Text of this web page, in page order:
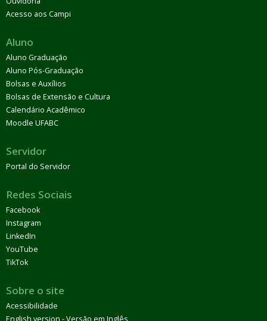
Acesso aos Campi
Aluno
Aluno Graduação
Aluno Pós-Graduação
Bolsas e Auxílios
Bolsas de Extensão e Cultura
Calendário Acadêmico
Moodle UFABC
Servidor
Portal do Servidor
Redes Sociais
Facebook
Instagram
LinkedIn
YouTube
TikTok
Sobre o site
Acessibilidade